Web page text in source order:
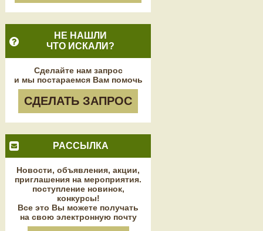
НЕ НАШЛИ
ЧТО ИСКАЛИ?
Сделайте нам запрос
и мы постараемся Вам помочь
СДЕЛАТЬ ЗАПРОС
РАССЫЛКА
Новости, объявления, акции,
приглашения на мероприятия.
поступление новинок,
конкурсы!
Все это Вы можете получать
на свою электронную почту